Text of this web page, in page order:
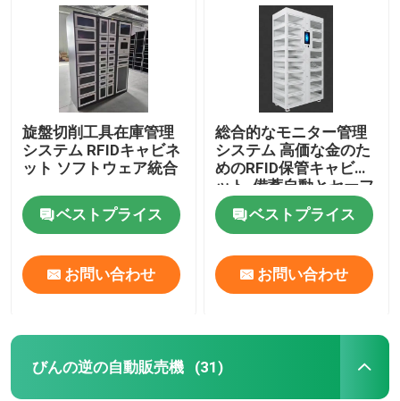
旋盤切削工具在庫管理
システム RFIDキャビネ
ット ソフトウェア統合
ベストプライス
お問い合わせ
総合的なモニター管理
システム 高価な金のた
めのRFID保管キャビネ
ット, 備蓄自動とセーフ
ベストプライス
お問い合わせ
びんの逆の自動販売機 (31)